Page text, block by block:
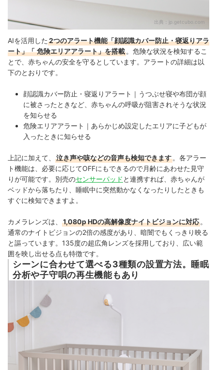
出典： jp.getcubo.com
AIを活用した 2つのアラート機能「顔認識カバー防止・寝返りアラ
ート」「 危険エリアアラート」を搭載 。危険な状況を検知するこ
とで、赤ちゃんの安全を守るとしています。アラートの詳細は以
下のとおりです。
顔認識カバー防止・寝返りアラート｜うつぶせ寝や布団が顔
に被さったときなど、赤ちゃんの呼吸が阻害されそうな状況
を知らせる
危険エリアアラート｜あらかじめ設定したエリアに子どもが
入ったときに知らせる
上記に加えて、 泣き声や咳などの音声も検知できます 。各アラー
ト機能は、必要に応じてOFFにもできるので月齢にあわせた見守
りが可能です。別売のセンサーパッド と連携すれば、赤ちゃんが
ベッドから落ちたり、睡眠中に突然動かなくなったりしたときも
すぐに検知できますよ。
カメラレンズは、 1,080p HDの高解像度ナイトビジョンに対応 。
通常のナイトビジョンの2倍の感度があり、暗闇でもくっきり映る
と謳っています。135度の超広角レンズを採用しており、広い範
囲を映し出せる点も特徴です。
シーンに合わせて選べる3種類の設置方法。睡眠
分析や子守唄の再生機能もあり